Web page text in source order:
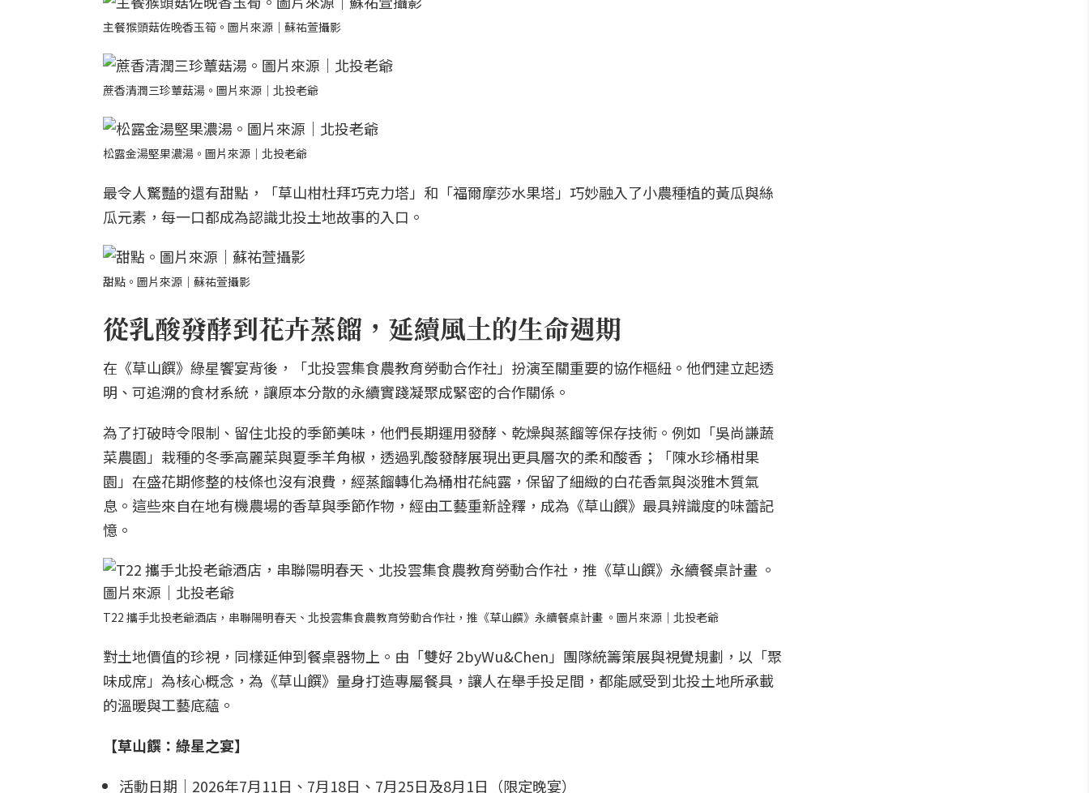
主餐猴頭菇佐晚香玉筍。圖片來源｜蘇祐萱攝影
蔗香清潤三珍蕈菇湯。圖片來源｜北投老爺
松露金湯堅果濃湯。圖片來源｜北投老爺
最令人驚豔的還有甜點，「草山柑杜拜巧克力塔」和「福爾摩莎水果塔」巧妙融入了小農種植的黃瓜與絲
瓜元素，每一口都成為認識北投土地故事的入口。
甜點。圖片來源｜蘇祐萱攝影
從乳酸發酵到花卉蒸餾，延續風土的生命週期
在《草山饌》綠星饗宴背後，「北投雲集食農教育勞動合作社」扮演至關重要的協作樞紐。他們建立起透
明、可追溯的食材系統，讓原本分散的永續實踐凝聚成緊密的合作關係。
為了打破時令限制、留住北投的季節美味，他們長期運用發酵、乾燥與蒸餾等保存技術。例如「吳尚謙蔬
菜農園」栽種的冬季高麗菜與夏季羊角椒，透過乳酸發酵展現出更具層次的柔和酸香；「陳水珍桶柑果
園」在盛花期修整的枝條也沒有浪費，經蒸餾轉化為桶柑花純露，保留了細緻的白花香氣與淡雅木質氣
息。這些來自在地有機農場的香草與季節作物，經由工藝重新詮釋，成為《草山饌》最具辨識度的味蕾記
憶。
T22 攜手北投老爺酒店，串聯陽明春天、北投雲集食農教育勞動合作社，推《草山饌》永續餐桌計畫 。圖片來源｜北投老爺
對土地價值的珍視，同樣延伸到餐桌器物上。由「雙好 2byWu&Chen」團隊統籌策展與視覺規劃，以「聚
味成席」為核心概念，為《草山饌》量身打造專屬餐具，讓人在舉手投足間，都能感受到北投土地所承載
的溫暖與工藝底蘊。
【草山饌：綠星之宴】
活動日期｜2026年7月11日、7月18日、7月25日及8月1日（限定晚宴）